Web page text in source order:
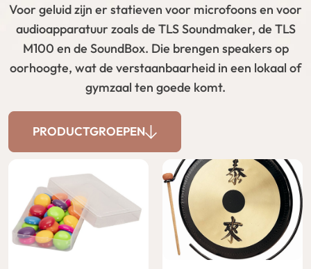
Voor geluid zijn er statieven voor microfoons en voor
audioapparatuur zoals de TLS Soundmaker, de TLS
M100 en de SoundBox. Die brengen speakers op
oorhoogte, wat de verstaanbaarheid in een lokaal of
gymzaal ten goede komt.
PRODUCTGROEPEN